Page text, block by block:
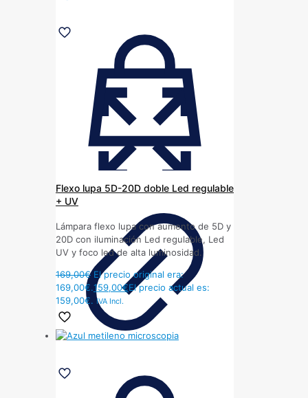
Flexo lupa 5D-20D doble Led regulable
+ UV
Lámpara flexo lupa con aumento de 5D y
20D con iluminación Led regulable, Led
UV y foco led de alta luminosidad.
169,00€ El precio original era:
169,00€.159,00€El precio actual es:
159,00€. IVA Incl.